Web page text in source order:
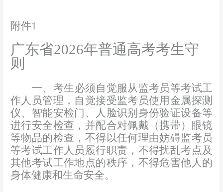
附件1
广东省2026年普通高考考生守
则
一、考生必须自觉服从监考员等考试工
作人员管理，自觉接受监考员使用金属探测
仪、智能安检门、人脸识别身份验证设备等
进行安全检查，并配合对佩戴（携带）眼镜
等物品的检查，不得以任何理由妨碍监考员
等考试工作人员履行职责，不得扰乱考点及
其他考试工作地点的秩序，不得危害他人的
身体健康和生命安全。